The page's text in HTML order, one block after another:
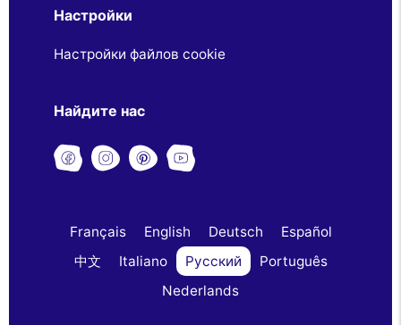
Настройки
Настройки файлов cookie
Найдите нас
Français English Deutsch
Español
中文
Italiano Русский
Português
Nederlands